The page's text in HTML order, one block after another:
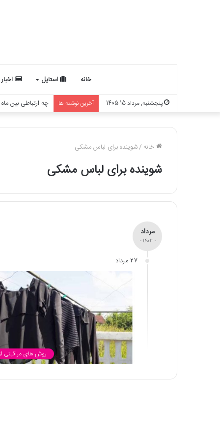
خانه استایل اخبار
پنجشنبه, مرداد 15 1405 آخرین نوشته ها چه ارتباطی بین
خانه /شوینده برای لباس مشکی
شوینده برای لباس مشکی
مرداد
- 1403 -
27 مرداد
روش های مراقبتی